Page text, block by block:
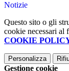
Notizie
Questo sito o gli
cookie necessari al
COOKIE
Personalizza
Gestione cookie